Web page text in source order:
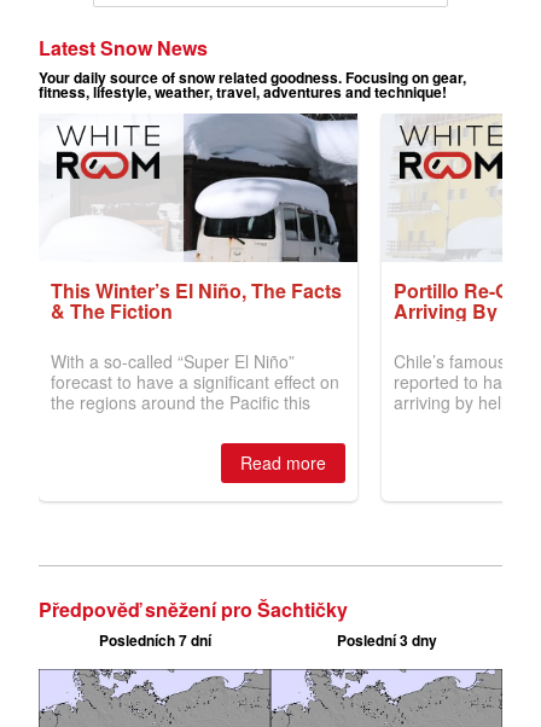
Předpověď sněžení pro Šachtičky
Posledních 7 dní Poslední 3 dny